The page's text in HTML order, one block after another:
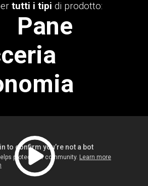
tutti i tipi di prodotto:
Pane